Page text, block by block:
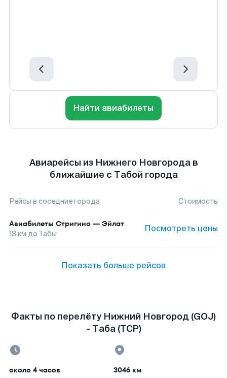
Найти авиабилеты
Авиарейсы из Нижнего Новгорода в
ближайшие с Табой города
Рейсы в соседние города Стоимость
Авиабилеты Стригино — Эйлат
18 км до Табы Посмотреть цены
Показать больше рейсов
Факты по перелёту Нижний Новгород (GOJ)
- Таба (TCP)
около 4 часов 3046 км